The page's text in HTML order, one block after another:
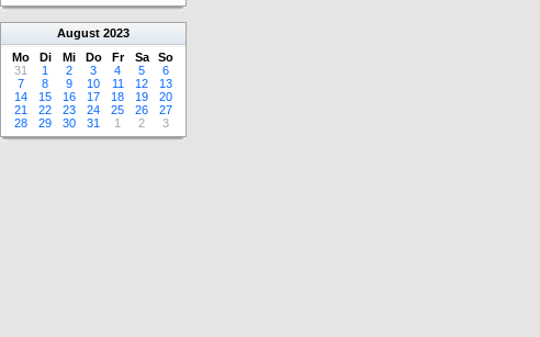
August 2023
Mo
Di Mi Do Fr Sa
So
31
1 2 3 4 5
6
7
8 9 10 11 12
13
14
15 16 17 18 19
20
21
22 23 24 25 26
27
28
29 30 31 1 2 3